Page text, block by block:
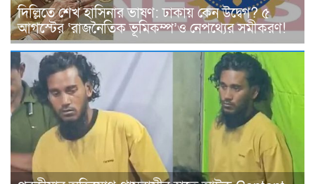
দিল্লিতে শেখ হাসিনার ভাষণ: ঢাকায় কেন উদ্বেগ? ৫
আগস্টের ‘রাজনৈতিক ভূমিকম্প’ও নেপথ্যের সমীকরণ!